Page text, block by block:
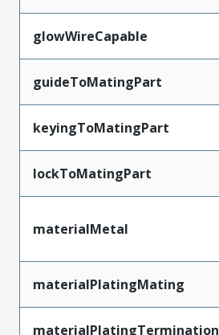
glowWireCapable
guideToMatingPart
keyingToMatingPart
lockToMatingPart
materialMetal
materialPlatingMating
materialPlatingTermination